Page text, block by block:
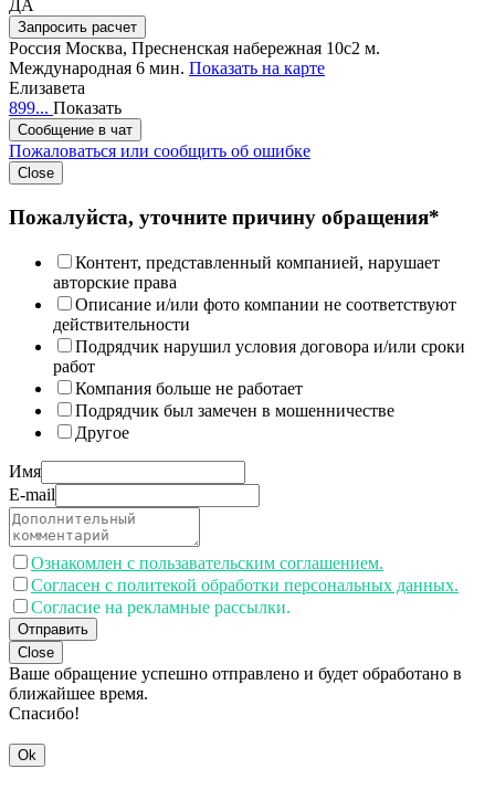
ДА
Запросить расчет
Россия Москва, Пресненская набережная 10с2 м.
Международная 6 мин. Показать на карте
Елизавета
899... Показать
Сообщение в чат
Пожаловаться или сообщить об ошибке
Close
Пожалуйста, уточните причину обращения*
Контент, представленный компанией, нарушает
авторские права
Описание и/или фото компании не соответствуют
действительности
Подрядчик нарушил условия договора и/или сроки
работ
Компания больше не работает
Подрядчик был замечен в мошенничестве
Другое
Имя
E-mail
Ознакомлен с пользавательским соглашением.
Согласен с политекой обработки персональных данных.
Согласие на рекламные рассылки.
Отправить
Close
Ваше обращение успешно отправлено и будет обработано в
ближайшее время.
Спасибо!
Ok